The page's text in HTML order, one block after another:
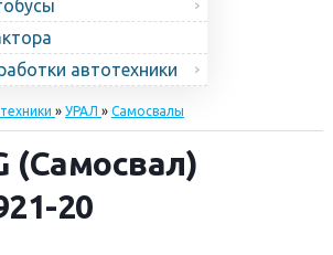
автотехники
» УРАЛ » Самосвалы
(Самосвал)
20